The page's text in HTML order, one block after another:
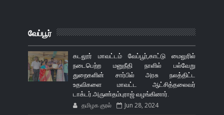
வேப்பூர்
கடலூர் மாவட்டம் வேப்பூர்,காட்டு மைலுரில்
நடைபெற்ற மனுநீதி நாளில் பல்வேறு
துறைகளின் சார்பில் அரசு நலத்திட்ட
உதவிகளை மாவட்ட ஆட்சித்தலைவர்
டாக்டர்.அருண்தம்புராஜ் வழங்கினார்.
தமிழக குரல் Jun 28, 2024